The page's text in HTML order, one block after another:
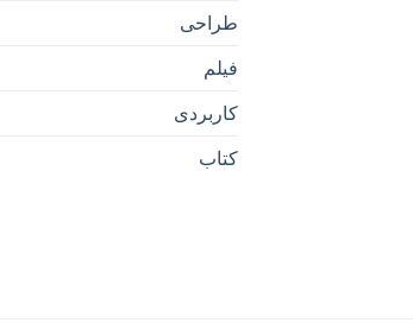
طراحی
فیلم
کاربردی
کتاب